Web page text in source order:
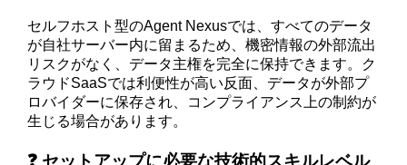
セルフホスト型のAgent Nexusでは、すべてのデータ
が自社サーバー内に留まるため、機密情報の外部流出
リスクがなく、データ主権を完全に保持できます。ク
ラウドSaaSでは利便性が高い反面、データが外部プ
ロバイダーに保存され、コンプライアンス上の制約が
生じる場合があります。
❓ セットアップに必要な技術的スキルレベル